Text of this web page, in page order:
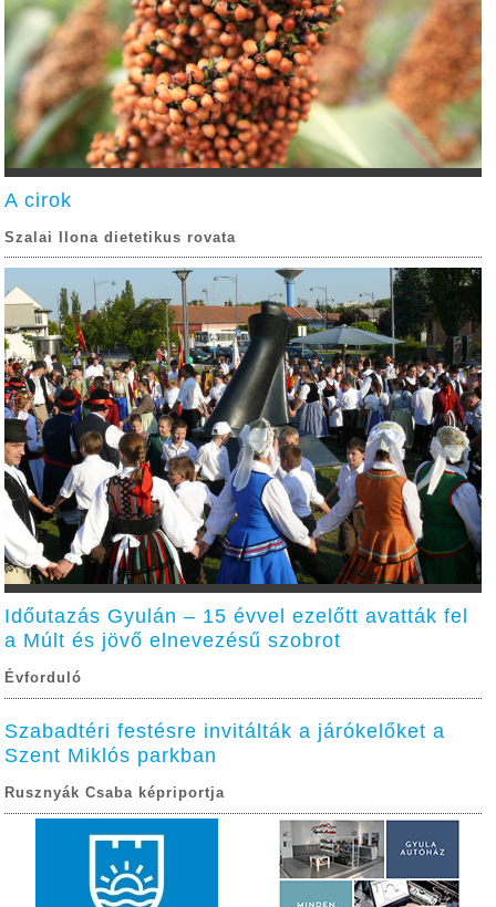
A cirok
Szalai Ilona dietetikus rovata
Időutazás Gyulán – 15 évvel ezelőtt avatták fel
a Múlt és jövő elnevezésű szobrot
Évforduló
Szabadtéri festésre invitálták a járókelőket a
Szent Miklós parkban
Rusznyák Csaba képriportja